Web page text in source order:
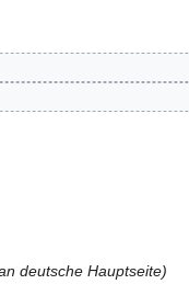
deutsche Hauptseite